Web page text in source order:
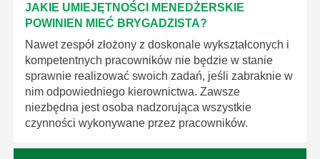
JAKIE UMIEJĘTNOŚCI MENEDŻERSKIE
POWINIEN MIEĆ BRYGADZISTA?
Nawet zespół złożony z doskonale wykształconych i
kompetentnych pracowników nie będzie w stanie
sprawnie realizować swoich zadań, jeśli zabraknie w
nim odpowiedniego kierownictwa. Zawsze
niezbędna jest osoba nadzorująca wszystkie
czynności wykonywane przez pracowników.